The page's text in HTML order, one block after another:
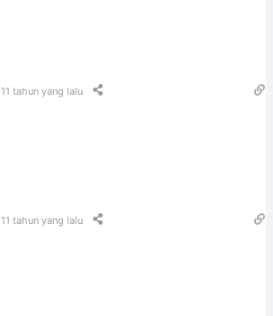
11 tahun yang lalu
11 tahun yang lalu